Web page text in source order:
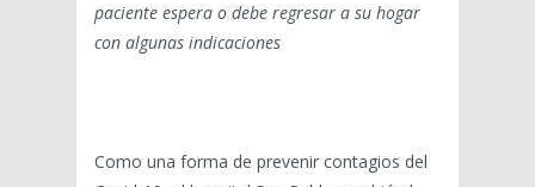
paciente espera o debe regresar a su hogar
con algunas indicaciones
Como una forma de prevenir contagios del